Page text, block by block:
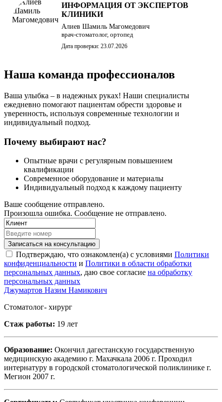
ИНФОРМАЦИЯ ОТ ЭКСПЕРТОВ
КЛИНИКИ
Алиев Шамиль Магомедович
врач-стоматолог, ортопед
Дата проверки: 23.07.2026
Наша команда профессионалов
Ваша улыбка – в надежных руках! Наши специалисты
ежедневно помогают пациентам обрести здоровье и
уверенность, используя современные технологии и
индивидуальный подход.
Почему выбирают нас?
Опытные врачи с регулярным повышением
квалификации
Современное оборудование и материалы
Индивидуальный подход к каждому пациенту
Ваше сообщение отправлено.
Произошла ошибка. Сообщение не отправлено.
Записаться на консультацию
Подтверждаю, что ознакомлен(а) с условиями Политики
конфиденциальности и Политики в области обработки
персональных данных, даю свое согласие на обработку
персональных данных
Джумартов Назим Намикович
Стоматолог- хирург
Стаж работы: 19 лет
Образование: Окончил дагестанскую государственную
медицинскую академию г. Махачкала 2006 г. Проходил
интернатуру в городской стоматологической поликлинике г.
Мегион 2007 г.